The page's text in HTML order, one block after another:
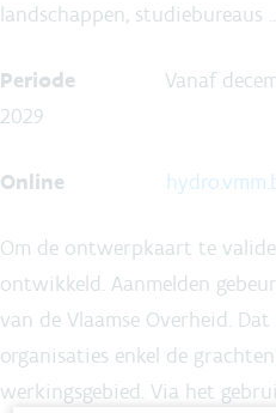
landschappen, studiebureaus
Periode
Vanaf
2029
Online
Om de ontwerpkaart te
ontwikkeld. Aanmelden
van de Vlaamse Overheid.
organisaties enkel de
werkingsgebied. Via het